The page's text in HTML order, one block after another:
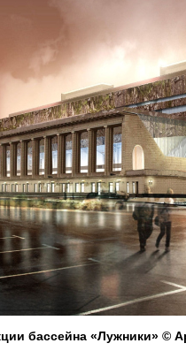
бассейна «Лужники» ©